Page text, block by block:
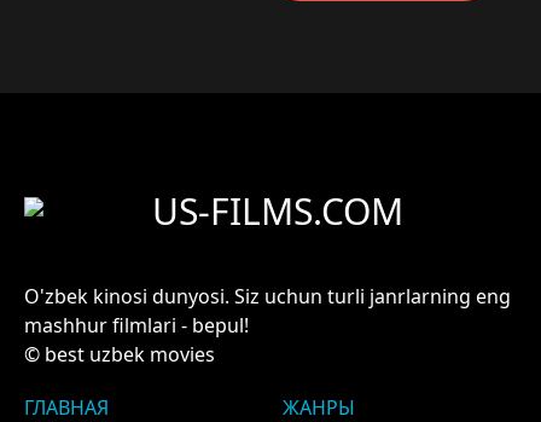
US-FILMS.COM
O'zbek kinosi dunyosi. Siz uchun turli janrlarning eng
mashhur filmlari - bepul!
© best uzbek movies
ГЛАВНАЯ
ЖАНРЫ